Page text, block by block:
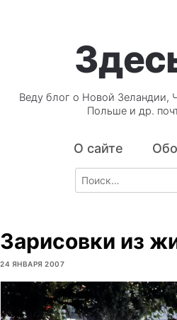
Веду блог о Новой Зеландии,
Польше и др.
О сайте
Search
for:
Зарисовки из
24 ЯНВАРЯ 2007